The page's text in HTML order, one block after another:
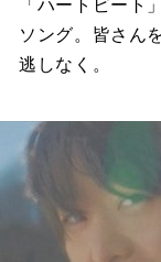
「ハートビー
ソング。皆さん
逃しなく。